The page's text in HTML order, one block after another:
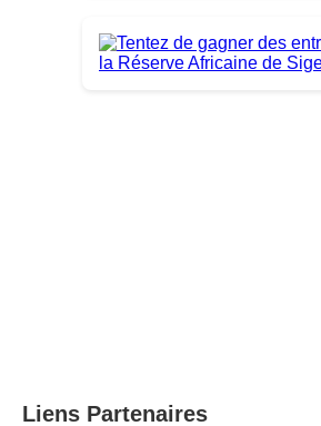
Liens Partenaires